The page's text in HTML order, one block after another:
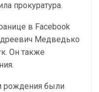
прокуратура.
в Faceboоk
Медведько
Он также
рождения были